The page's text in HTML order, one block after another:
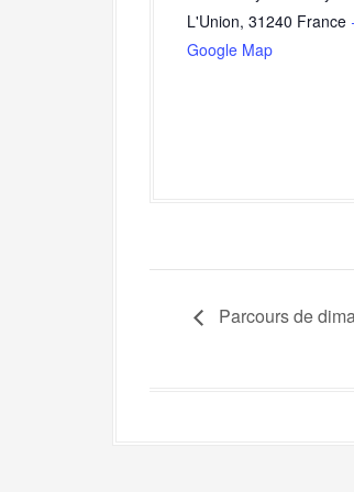
L'Union, 31240 France
Google Map
Parcours de